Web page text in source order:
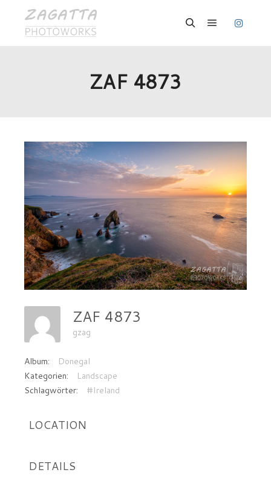
ZAF 4873
ZAF 4873
gzag
Album:
Donegal
Kategorien:
Landscape
Schlagwörter:
#Ireland
LOCATION
DETAILS